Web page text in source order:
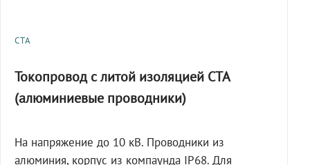
СТА
Токопровод с литой изоляцией СТА
(алюминиевые проводники)
На напряжение до 10 кВ. Проводники из
алюминия, корпус из компаунда IP68. Для